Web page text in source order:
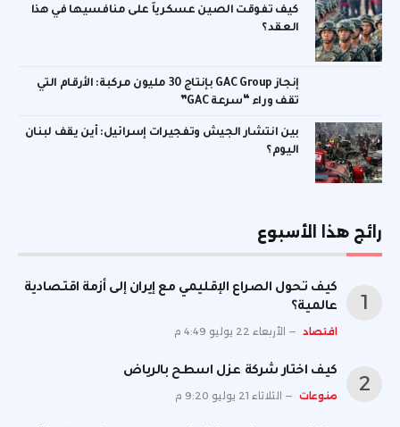
كيف تفوقت الصين عسكرياً على منافسيها في هذا
العقد؟
إنجاز GAC Group بإنتاج 30 مليون مركبة: الأرقام التي
تقف وراء “سرعة GAC”
بين انتشار الجيش وتفجيرات إسرائيل: أين يقف لبنان
اليوم؟
رائج هذا الأسبوع
كيف تحول الصراع الإقليمي مع إيران إلى أزمة اقتصادية
عالمية؟
اقتصاد الأربعاء 22 يوليو 4:49 م
كيف اختار شركة عزل اسطح بالرياض
منوعات الثلاثاء 21 يوليو 9:20 م